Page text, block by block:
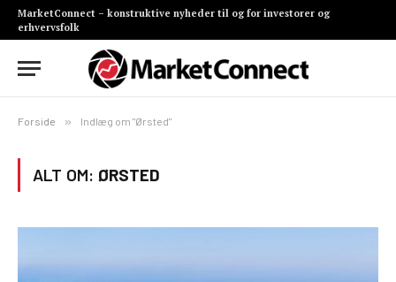
MarketConnect – konstruktive nyheder til og for investorer og
erhvervsfolk
Forside » Indlæg om "Ørsted"
ALT OM: ØRSTED